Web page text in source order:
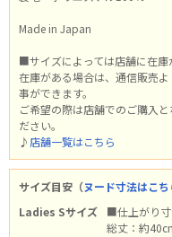
Made in Japan
■サイズによっては店舗に在庫
在庫がある場合は、通信販売
事ができます。
ご希望の際は店舗でのご購入
ださい。
♪ 店舗一覧はこちら
サイズ目安（ヌード寸法はこち
Ladies Sサイズ
■仕上がり
総丈：約